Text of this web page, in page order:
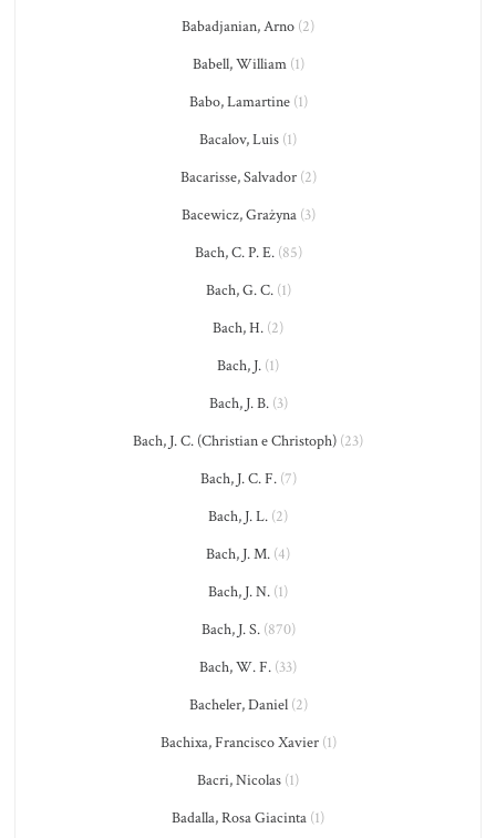
Babadjanian, Arno (2)
Babell, William(1)
Babo, Lamartine(1)
Bacalov, Luis (1)
Bacarisse, Salvador(2)
Bacewicz, Grażyna(3)
Bach, C. P. E.(85)
Bach, G. C.(1)
Bach, H. (2)
Bach, J. (1)
Bach, J. B.(3)
Bach, J. C. (Christian e Christoph) (23)
Bach, J. C. F.(7)
Bach, J. L. (2)
Bach, J. M. (4)
Bach, J. N. (1)
Bach, J. S.(870)
Bach, W. F. (33)
Bacheler, Daniel(2)
Bachixa, Francisco Xavier(1)
Bacri, Nicolas (1)
Badalla, Rosa Giacinta (1)